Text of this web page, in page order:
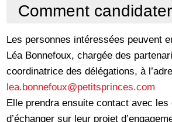
Comment
Les personnes intéressées peuvent
Léa Bonnefoux, chargée des
coordinatrice des délégations, à
lea.bonnefoux@petitsprinces.com
Elle prendra ensuite contact avec les
d’échanger sur leur projet